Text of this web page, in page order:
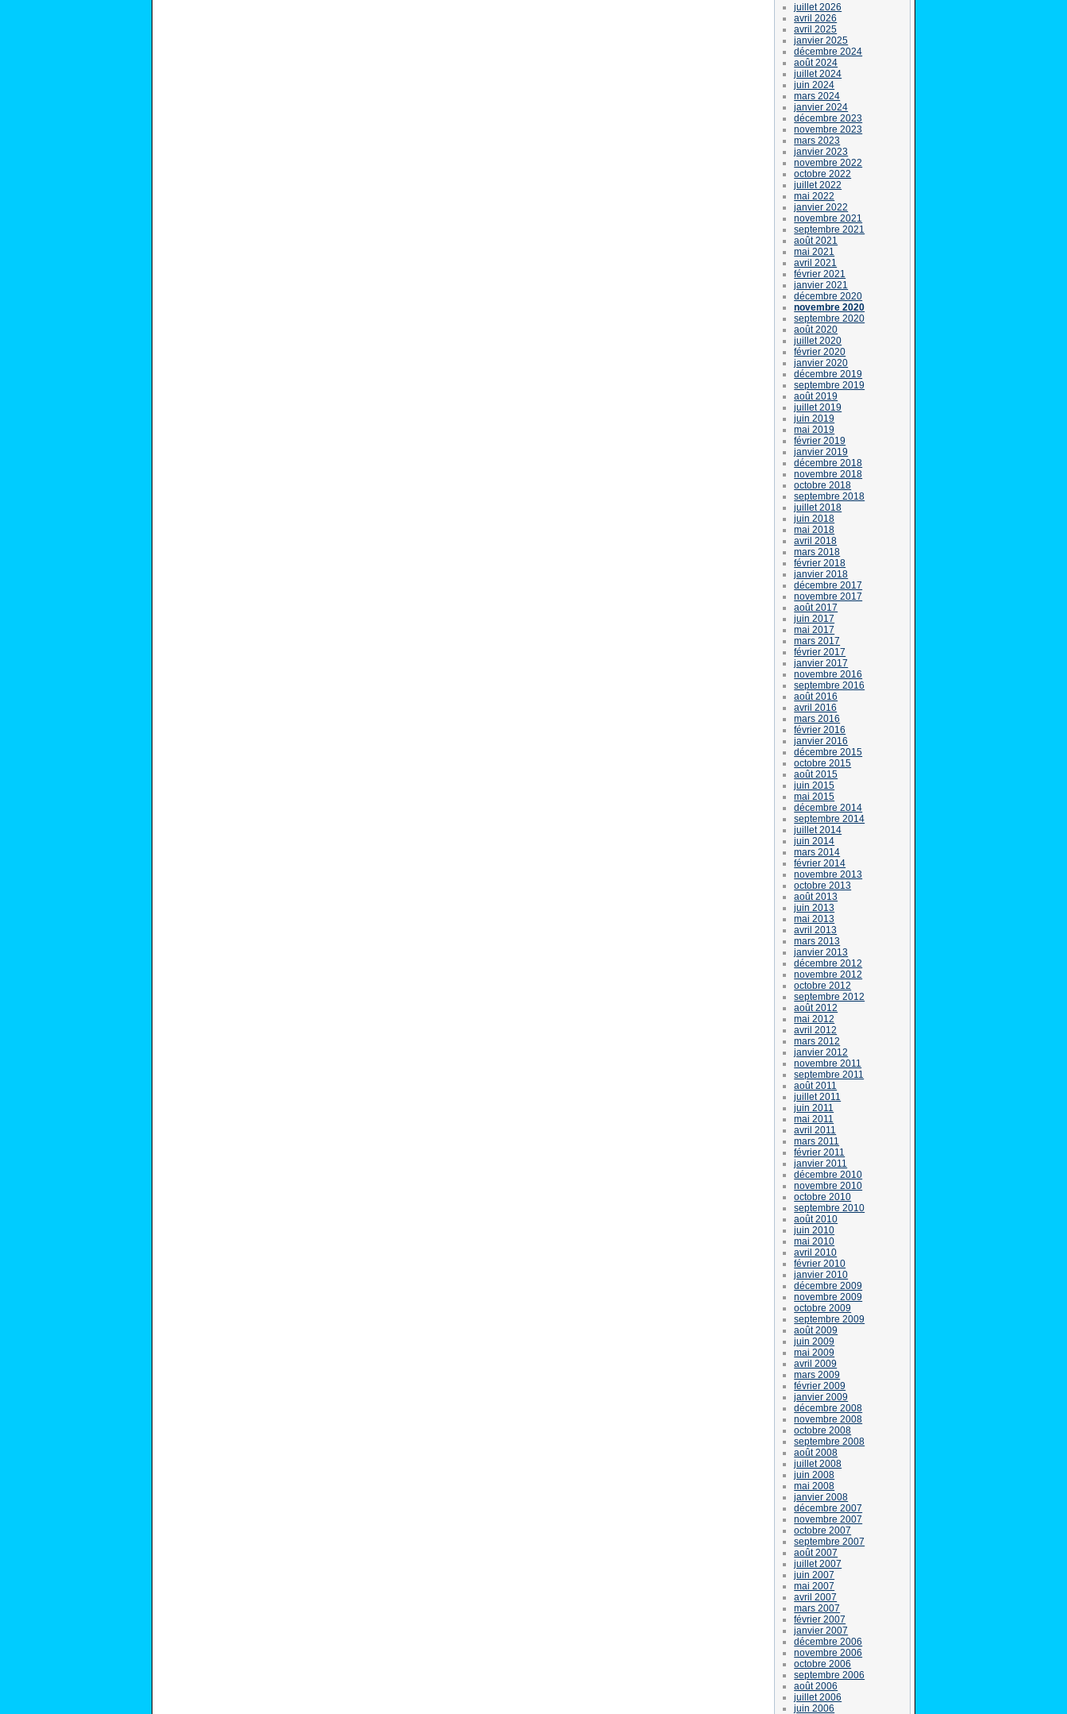
juillet 2026
avril 2026
avril 2025
janvier 2025
décembre 2024
août 2024
juillet 2024
juin 2024
mars 2024
janvier 2024
décembre 2023
novembre 2023
mars 2023
janvier 2023
novembre 2022
octobre 2022
juillet 2022
mai 2022
janvier 2022
novembre 2021
septembre 2021
août 2021
mai 2021
avril 2021
février 2021
janvier 2021
décembre 2020
novembre 2020
septembre 2020
août 2020
juillet 2020
février 2020
janvier 2020
décembre 2019
septembre 2019
août 2019
juillet 2019
juin 2019
mai 2019
février 2019
janvier 2019
décembre 2018
novembre 2018
octobre 2018
septembre 2018
juillet 2018
juin 2018
mai 2018
avril 2018
mars 2018
février 2018
janvier 2018
décembre 2017
novembre 2017
août 2017
juin 2017
mai 2017
mars 2017
février 2017
janvier 2017
novembre 2016
septembre 2016
août 2016
avril 2016
mars 2016
février 2016
janvier 2016
décembre 2015
octobre 2015
août 2015
juin 2015
mai 2015
décembre 2014
septembre 2014
juillet 2014
juin 2014
mars 2014
février 2014
novembre 2013
octobre 2013
août 2013
juin 2013
mai 2013
avril 2013
mars 2013
janvier 2013
décembre 2012
novembre 2012
octobre 2012
septembre 2012
août 2012
mai 2012
avril 2012
mars 2012
janvier 2012
novembre 2011
septembre 2011
août 2011
juillet 2011
juin 2011
mai 2011
avril 2011
mars 2011
février 2011
janvier 2011
décembre 2010
novembre 2010
octobre 2010
septembre 2010
août 2010
juin 2010
mai 2010
avril 2010
février 2010
janvier 2010
décembre 2009
novembre 2009
octobre 2009
septembre 2009
août 2009
juin 2009
mai 2009
avril 2009
mars 2009
février 2009
janvier 2009
décembre 2008
novembre 2008
octobre 2008
septembre 2008
août 2008
juillet 2008
juin 2008
mai 2008
janvier 2008
décembre 2007
novembre 2007
octobre 2007
septembre 2007
août 2007
juillet 2007
juin 2007
mai 2007
avril 2007
mars 2007
février 2007
janvier 2007
décembre 2006
novembre 2006
octobre 2006
septembre 2006
août 2006
juillet 2006
juin 2006